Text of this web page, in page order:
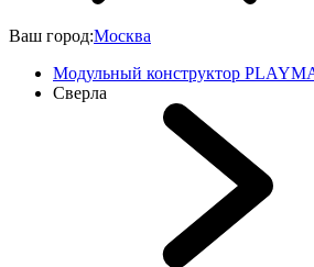
Ваш город:Москва
Модульный конструктор
Сверла